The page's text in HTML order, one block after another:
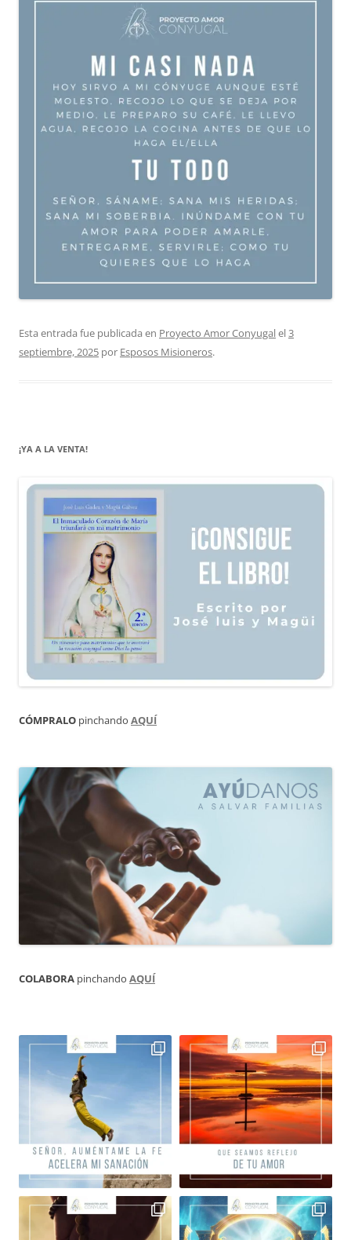
Esta entrada fue publicada en Proyecto Amor Conyugalel3
septiembre, 2025 por Esposos Misioneros.
¡YA A LA VENTA!
CÓMPRALO pinchando AQUÍ
COLABORA pinchando AQUÍ